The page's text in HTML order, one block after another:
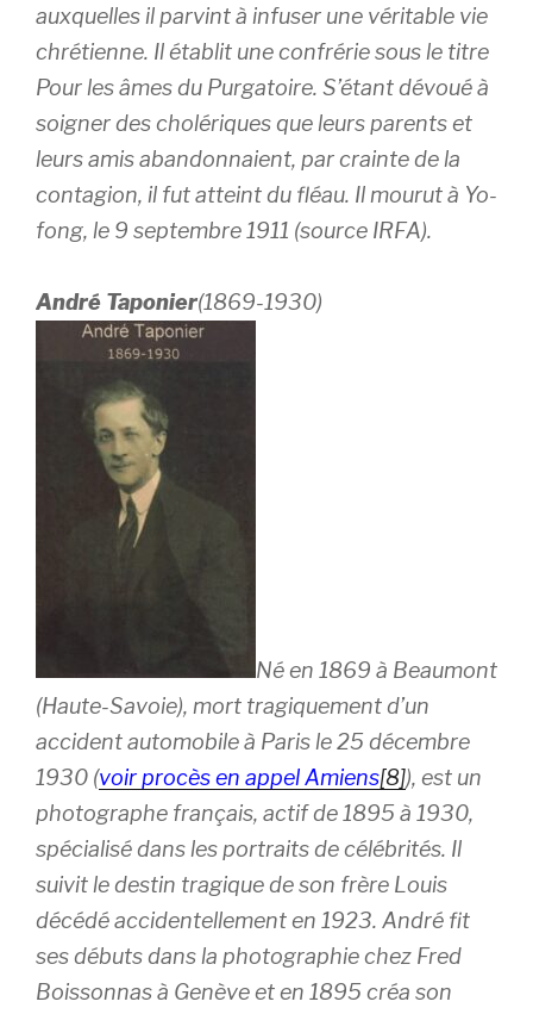
auxquelles il parvint à infuser une véritable vie
chrétienne. Il établit une confrérie sous le titre
Pour les âmes du Purgatoire. S’étant dévoué à
soigner des cholériques que leurs parents et
leurs amis abandonnaient, par crainte de la
contagion, il fut atteint du fléau. Il mourut à Yo-
fong, le 9 septembre 1911 (source IRFA).
André Taponier(1869-1930)
Né en 1869 à Beaumont
(Haute-Savoie), mort tragiquement d’un
accident automobile à Paris le 25 décembre
1930 (voir procès en appel Amiens[8]), est un
photographe français, actif de 1895 à 1930,
spécialisé dans les portraits de célébrités. Il
suivit le destin tragique de son frère Louis
décédé accidentellement en 1923. André fit
ses débuts dans la photographie chez Fred
Boissonnas à Genève et en 1895 créa son